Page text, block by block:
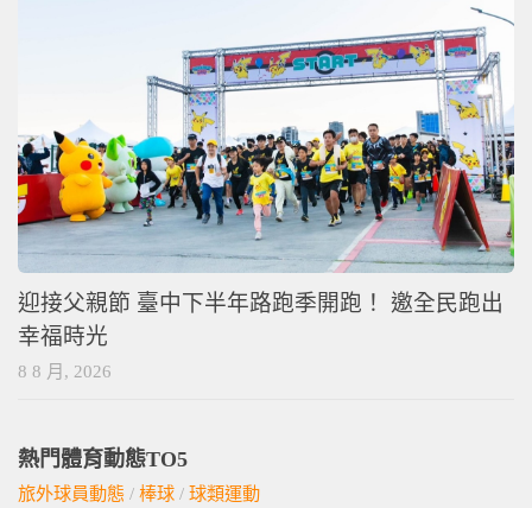
迎接父親節 臺中下半年路跑季開跑！ 邀全民跑出
幸福時光
8 8 月, 2026
熱門體育動態TO5
旅外球員動態 / 棒球 / 球類運動